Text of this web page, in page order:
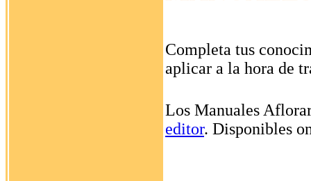
Completa tus
aplicar a la hora de
Los Manuales
editor. Disponibles